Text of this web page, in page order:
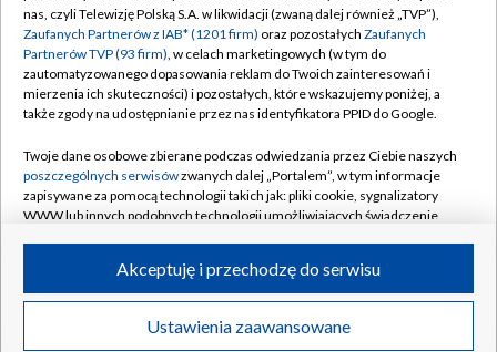
Emisja w TVP
Centrum informacji TVP
Naziemna Telewizja Cyfrowa
Rada Programowa
System NOS
Informacje o nadawcy
Program dla prasy
Polityka prywatności
Moje zgody
Pomoc
Kontakt
Kanały
©2026 Telewizja Polska S.A. w likwidacji
nas, czyli Telewizję Polską S.A. w likwidacji (zwaną dalej również „TVP”),
Zaufanych Partnerów z IAB* (1201 firm) oraz pozostałych Zaufanych
Partnerów TVP (93 firm), w celach marketingowych (w tym do
zautomatyzowanego dopasowania reklam do Twoich zainteresowań i
mierzenia ich skuteczności) i pozostałych, które wskazujemy poniżej, a
także zgody na udostępnianie przez nas identyfikatora PPID do Google.
Twoje dane osobowe zbierane podczas odwiedzania przez Ciebie naszych
poszczególnych serwisówzwanych dalej „Portalem”, w tym informacje
zapisywane za pomocą technologii takich jak: pliki cookie, sygnalizatory
WWW lub innych podobnych technologii umożliwiających świadczenie
ruchu w Internecie.
Twoje dane osobowe zbierane podczas odwiedzania przez Ciebie
poszczególnych serwisówna Portalu, takie jak adresy IP, identyfikatory
Ustawienia zaawansowane
Akceptuję i przechodzę do serwisu